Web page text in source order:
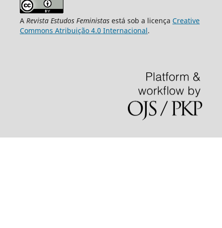
A Revista Estudos Feministasestá sob a licença Creative
Commons Atribuição 4.0 Internacional.